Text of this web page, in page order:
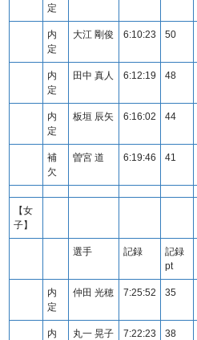
定
内
定
大江 剛俊 6:10:23 50
内
定
田中 真人 6:12:19 48
内
定
板垣 辰矢 6:16:02 44
補
欠
曽宮 道 6:19:46 41
【女
子】
選手 記録
記録
pt
内
定
仲田 光穂 7:25:52 35
内
丸一 晃子 7:22:23 38